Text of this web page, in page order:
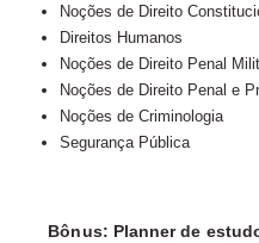
Noções de Direito
Direitos Humanos
Noções de Direito Penal
Noções de Direito Penal e
Noções de Criminologia
Segurança Pública
Bônus: Planner de